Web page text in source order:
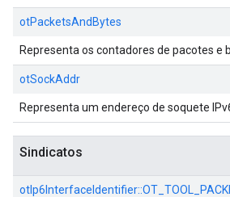
otPacketsAndBytes
Representa os contadores de pacotes e
otSockAddr
Representa um endereço de soquete
Sindicatos
otIp6InterfaceIdentifier::